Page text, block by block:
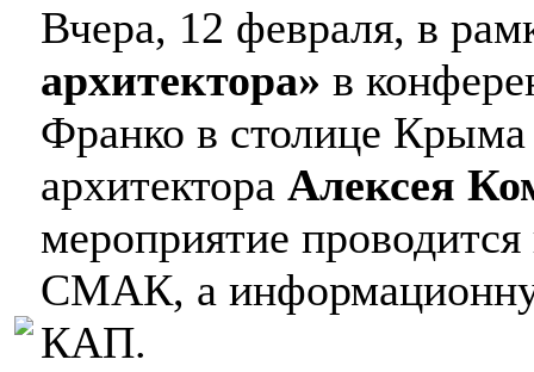
Вчера, 12 февраля, в
архитектора» в
Франко в столице
архитектора Алексея
мероприятие
СМАК, а
КАП.